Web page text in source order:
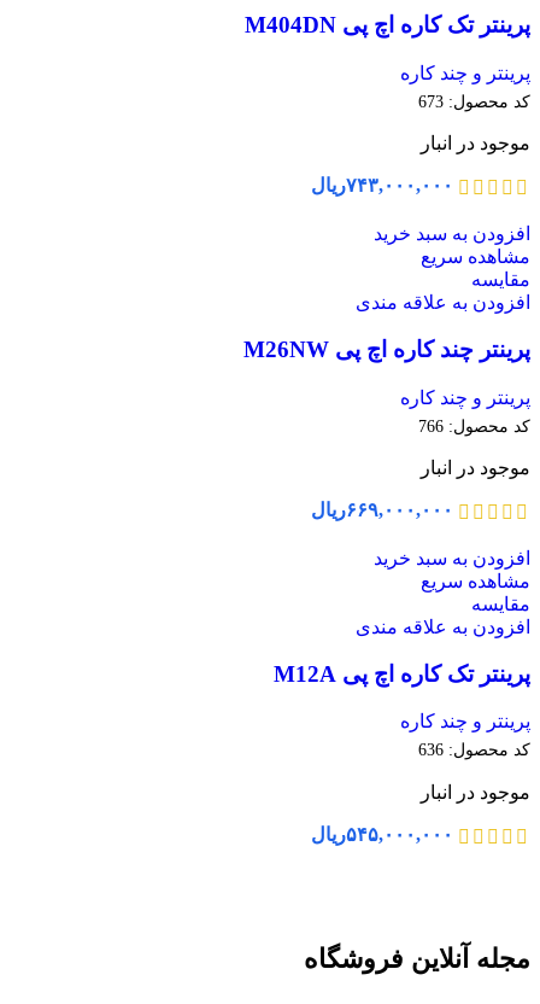
پرینتر تک کاره اچ پی M404DN
پرینتر و چند کاره
کد محصول: 673
موجود در انبار
۷۴۳,۰۰۰,۰۰۰ریال
افزودن به سبد خرید
مشاهده سریع
مقایسه
افزودن به علاقه مندی
پرینتر چند کاره اچ پی M26NW
پرینتر و چند کاره
کد محصول: 766
موجود در انبار
۶۶۹,۰۰۰,۰۰۰ریال
افزودن به سبد خرید
مشاهده سریع
مقایسه
افزودن به علاقه مندی
پرینتر تک کاره اچ پی M12A
پرینتر و چند کاره
کد محصول: 636
موجود در انبار
۵۴۵,۰۰۰,۰۰۰ریال
مجله آنلاین فروشگاه